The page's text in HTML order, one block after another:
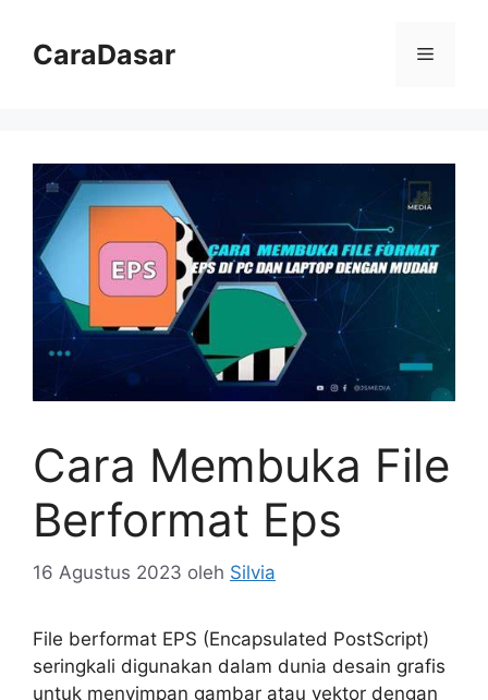
CaraDasar Menu
Cara Membuka File
Berformat Eps
16 Agustus 2023 oleh Silvia
File berformat EPS (Encapsulated PostScript)
seringkali digunakan dalam dunia desain grafis
untuk menyimpan gambar atau vektor dengan